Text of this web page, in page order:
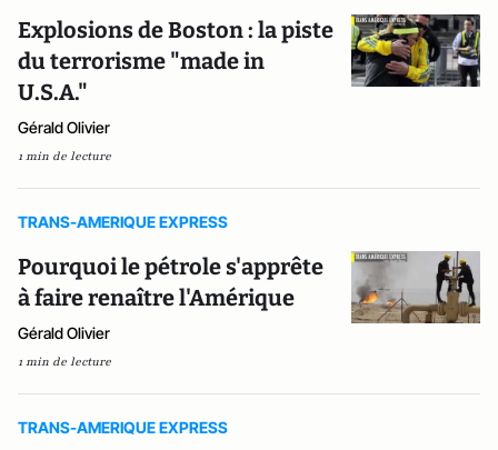
Explosions de Boston : la piste
du terrorisme "made in
U.S.A."
Gérald Olivier
1 min de lecture
TRANS-AMERIQUE EXPRESS
Pourquoi le pétrole s'apprête
à faire renaître l'Amérique
Gérald Olivier
1 min de lecture
TRANS-AMERIQUE EXPRESS